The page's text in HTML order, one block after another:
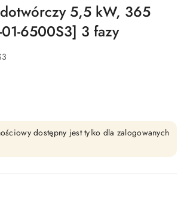
5,5 kW, 365
01-6500S3] 3 fazy
dostępny jest tylko dla zalogowanych